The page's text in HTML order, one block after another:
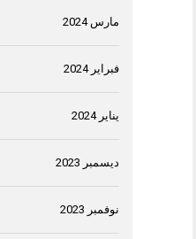
مارس 2024
فبراير 2024
يناير 2024
ديسمبر 2023
نوفمبر 2023